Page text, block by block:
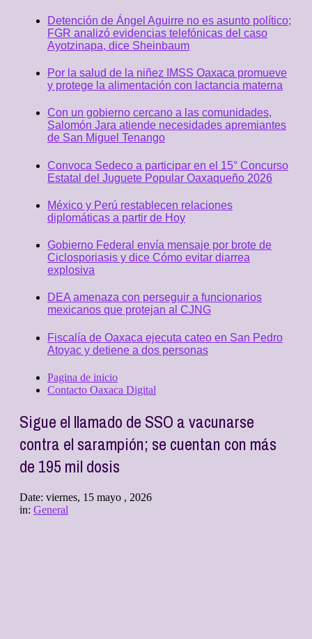
Detención de Ángel Aguirre no es asunto político;
FGR analizó evidencias telefónicas del caso
Ayotzinapa, dice Sheinbaum
Por la salud de la niñez IMSS Oaxaca promueve
y protege la alimentación con lactancia materna
Con un gobierno cercano a las comunidades,
Salomón Jara atiende necesidades apremiantes
de San Miguel Tenango
Convoca Sedeco a participar en el 15° Concurso
Estatal del Juguete Popular Oaxaqueño 2026
México y Perú restablecen relaciones
diplomáticas a partir de Hoy
Gobierno Federal envía mensaje por brote de
Ciclosporiasis y dice Cómo evitar diarrea
explosiva
DEA amenaza con perseguir a funcionarios
mexicanos que protejan al CJNG
Fiscalía de Oaxaca ejecuta cateo en San Pedro
Atoyac y detiene a dos personas
Pagina de inicio
Contacto Oaxaca Digital
Sigue el llamado de SSO a vacunarse
contra el sarampión; se cuentan con más
de 195 mil dosis
Date: viernes, 15 mayo , 2026
in: General